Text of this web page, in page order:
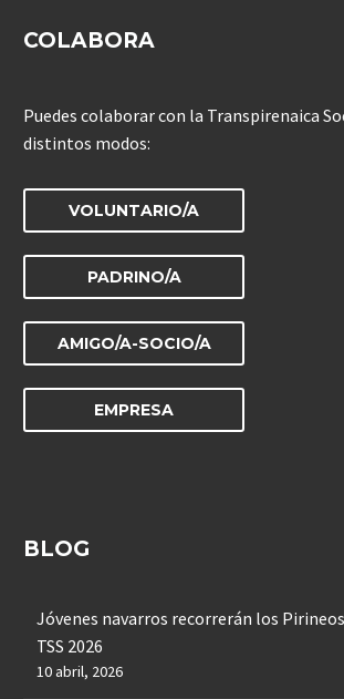
COLABORA
Puedes colaborar con la Transpirenaica
distintos modos:
VOLUNTARIO/A
PADRINO/A
AMIGO/A-SOCIO/A
EMPRESA
BLOG
Jóvenes navarros recorrerán los
TSS 2026
10 abril, 2026